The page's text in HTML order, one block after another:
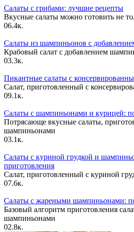
Салаты с грибами: лучшие рецепты
Вкусные салаты можно готовить не
06.4к.
Салаты из шампиньонов с
Крабовый салат с добавлением
03.3к.
Пикантные салаты с
Салат, приготовленный с
09.1к.
Салаты с шампиньонами и курицей:
Потрясающе вкусные салаты,
шампиньонами
03.1к.
Салаты с куриной грудкой и
приготовления
Салат, приготовленный с куриной
07.6к.
Салаты с жареными шампиньонами:
Базовый алгоритм приготовления
шампиньонами
02.8к.